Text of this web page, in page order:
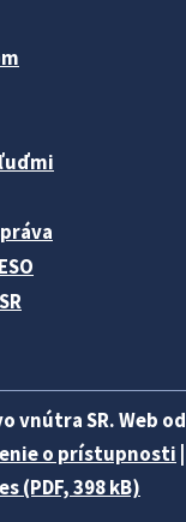
vnútra SR. Web od
o prístupnosti
(PDF, 398 kB)